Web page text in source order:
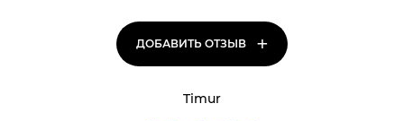
ДОБАВИТЬ ОТЗЫВ +
Timur